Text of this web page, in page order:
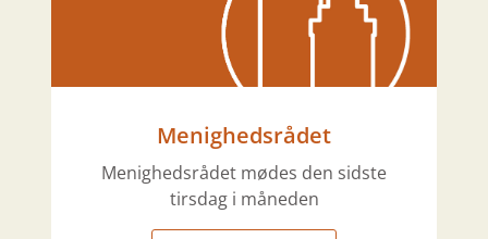
Menighedsrådet
Menighedsrådet mødes den sidste
tirsdag i måneden